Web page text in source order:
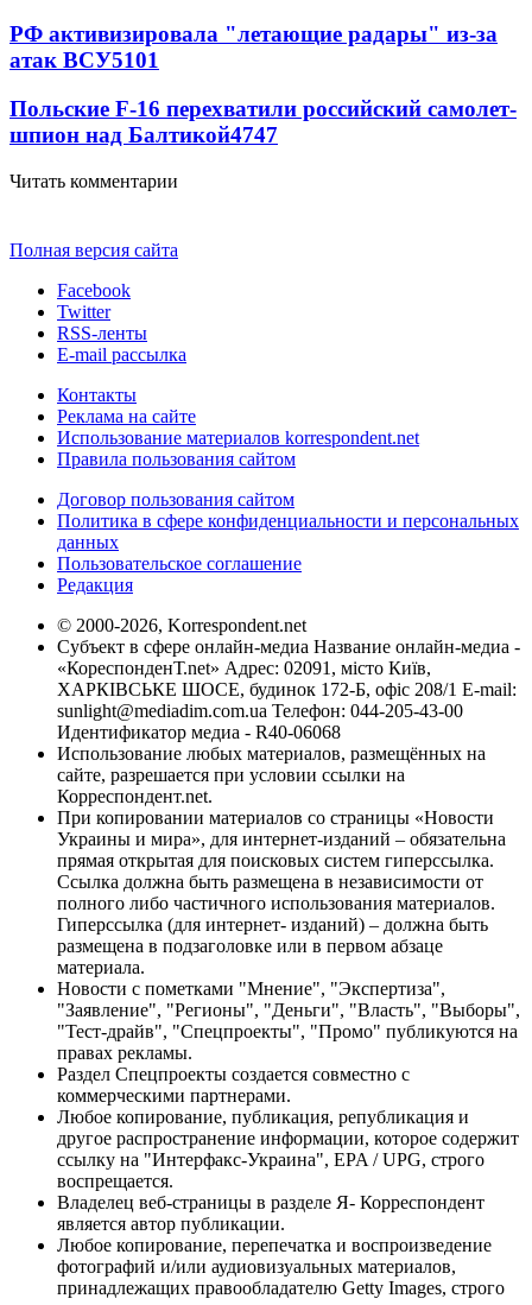
РФ активизировала "летающие радары" из-за
атак ВСУ5101
Польские F-16 перехватили российский самолет-
шпион над Балтикой4747
Читать комментарии
Полная версия сайта
Facebook
Twitter
RSS-ленты
E-mail рассылка
Контакты
Реклама на сайте
Использование материалов korrespondent.net
Правила пользования сайтом
Договор пользования сайтом
Политика в сфере конфиденциальности и персональных
данных
Пользовательское соглашение
Редакция
© 2000-2026, Korrespondent.net
Субъект в сфере онлайн-медиа Название онлайн-медиа -
«КореспонденТ.net» Адрес: 02091, місто Київ,
ХАРКІВСЬКЕ ШОСЕ, будинок 172-Б, офіс 208/1 E-mail:
sunlight@mediadim.com.ua Телефон: 044-205-43-00
Идентификатор медиа - R40-06068
Использование любых материалов, размещённых на
сайте, разрешается при условии ссылки на
Корреспондент.net.
При копировании материалов со страницы «Новости
Украины и мира», для интернет-изданий – обязательна
прямая открытая для поисковых систем гиперссылка.
Ссылка должна быть размещена в независимости от
полного либо частичного использования материалов.
Гиперссылка (для интернет- изданий) – должна быть
размещена в подзаголовке или в первом абзаце
материала.
Новости с пометками "Мнение", "Экспертиза",
"Заявление", "Регионы", "Деньги", "Власть", "Выборы",
"Тест-драйв", "Спецпроекты", "Промо" публикуются на
правах рекламы.
Раздел Спецпроекты создается совместно с
коммерческими партнерами.
Любое копирование, публикация, републикация и
другое распространение информации, которое содержит
ссылку на "Интерфакс-Украина", EPA / UPG, строго
воспрещается.
Владелец веб-страницы в разделе Я- Корреспондент
является автор публикации.
Любое копирование, перепечатка и воспроизведение
фотографий и/или аудиовизуальных материалов,
принадлежащих правообладателю Getty Images, строго